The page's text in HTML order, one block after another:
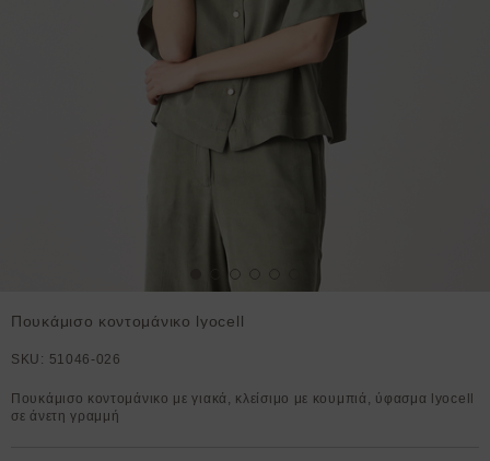
Πουκάμισο κοντομάνικο lyocell
SKU: 51046-026
Πουκάμισο κοντομάνικο με γιακά, κλείσιμο με κουμπιά, ύφασμα lyocell
σε άνετη γραμμή